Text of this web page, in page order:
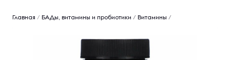
Главная / БАДы, витамины и пробиотики / Витамины /